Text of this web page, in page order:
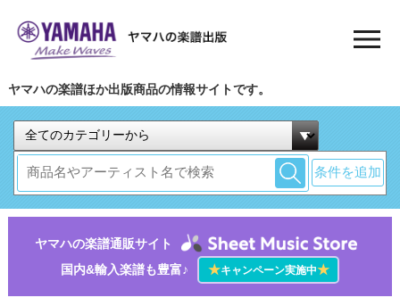
ヤマハの楽譜ほか出版商品の情報サイトです。
条件を追加
ヤマハの楽譜通販サイト
国内&輸入楽譜も豊富♪
★キャンペーン実施中★